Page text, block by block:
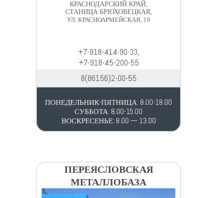
КРАСНОДАРСКИЙ КРАЙ,
СТАНИЦА БРЮХОВЕЦКАЯ,
УЛ. КРАСНОАРМЕЙСКАЯ, 19
+7-918-414-90-33,
+7-918-45-200-55
8(86156)2-00-55
ПОНЕДЕЛЬНИК-ПЯТНИЦА: 8.00-18.00
СУББОТА: 8.00-15.00
ВОСКРЕСЕНЬЕ: 8.00 — 13.00
ПЕРЕЯСЛОВСКАЯ
МЕТАЛЛОБАЗА